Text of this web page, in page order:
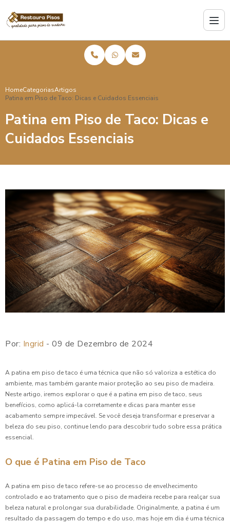
HomeCategoriasArtigos
Patina em Piso de Taco: Dicas e Cuidados Essenciais
Patina em Piso de Taco: Dicas e
Cuidados Essenciais
Por: Ingrid - 09 de Dezembro de 2024
A patina em piso de taco é uma técnica que não só valoriza a estética do
ambiente, mas também garante maior proteção ao seu piso de madeira.
Neste artigo, iremos explorar o que é a patina em piso de taco, seus
benefícios, como aplicá-la corretamente e dicas para manter esse
acabamento sempre impecável. Se você deseja transformar e preservar a
beleza do seu piso, continue lendo para descobrir tudo sobre essa prática
essencial.
O que é Patina em Piso de Taco
A patina em piso de taco refere-se ao processo de envelhecimento
controlado e ao tratamento que o piso de madeira recebe para realçar sua
beleza natural e prolongar sua durabilidade. Originalmente, a patina é um
resultado da passagem do tempo e do uso, mas hoje em dia é uma técnica